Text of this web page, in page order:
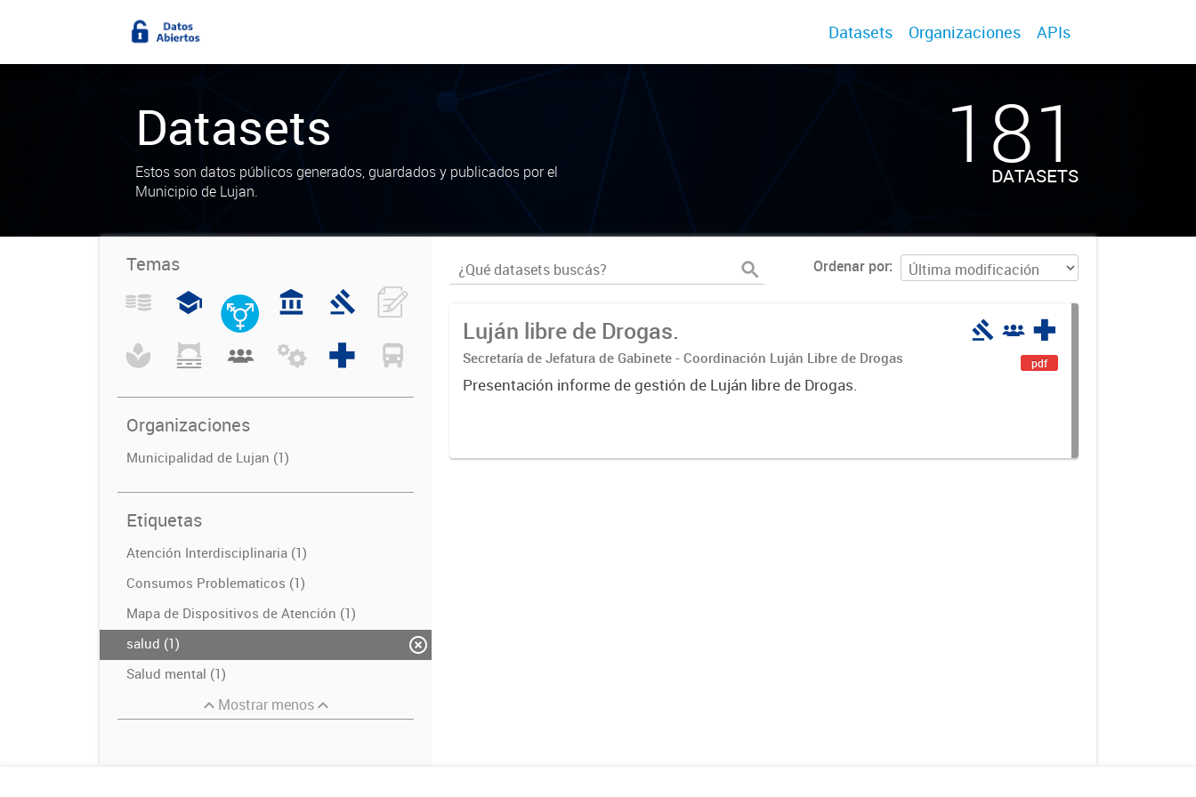
Datasets Organizaciones APIs
Datasets
Estos son datos públicos generados, guardados y publicados por el
Municipio de Lujan.
181
DATASETS
Temas
Organizaciones
Municipalidad de Lujan (1)
Etiquetas
Atención Interdisciplinaria (1)
Consumos Problematicos (1)
Mapa de Dispositivos de Atención (1)
salud (1)
Salud mental (1)
Mostrar menos
Ordenar por
Luján libre de Drogas.
Secretaría de Jefatura de Gabinete - Coordinación Luján Libre de Drogas
Presentación informe de gestión de Luján libre de Drogas.
pdf